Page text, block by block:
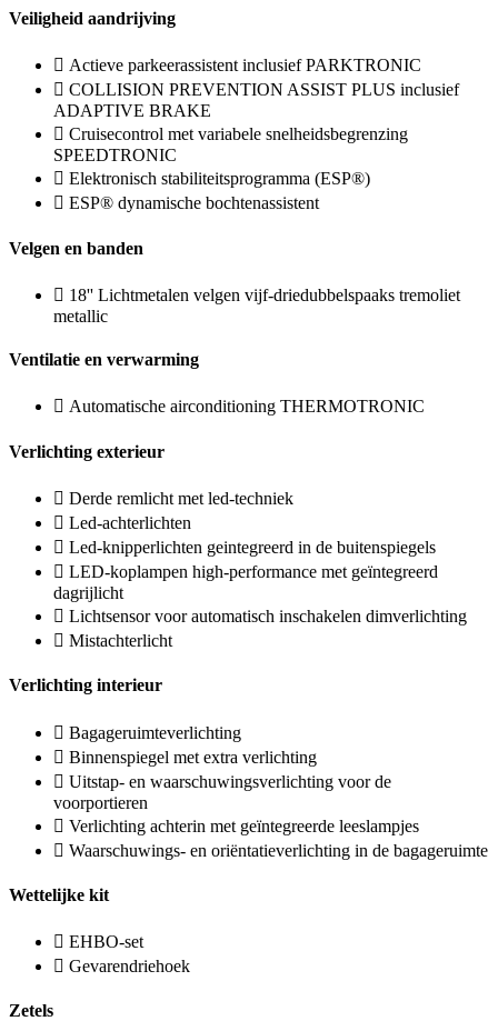
Veiligheid aandrijving
Actieve parkeerassistent inclusief PARKTRONIC
COLLISION PREVENTION ASSIST PLUS inclusief
ADAPTIVE BRAKE
Cruisecontrol met variabele snelheidsbegrenzing
SPEEDTRONIC
Elektronisch stabiliteitsprogramma (ESP®)
ESP® dynamische bochtenassistent
Velgen en banden
18'' Lichtmetalen velgen vijf-driedubbelspaaks tremoliet
metallic
Ventilatie en verwarming
Automatische airconditioning THERMOTRONIC
Verlichting exterieur
Derde remlicht met led-techniek
Led-achterlichten
Led-knipperlichten geintegreerd in de buitenspiegels
LED-koplampen high-performance met geïntegreerd
dagrijlicht
Lichtsensor voor automatisch inschakelen dimverlichting
Mistachterlicht
Verlichting interieur
Bagageruimteverlichting
Binnenspiegel met extra verlichting
Uitstap- en waarschuwingsverlichting voor de
voorportieren
Verlichting achterin met geïntegreerde leeslampjes
Waarschuwings- en oriëntatieverlichting in de bagageruimte
Wettelijke kit
EHBO-set
Gevarendriehoek
Zetels